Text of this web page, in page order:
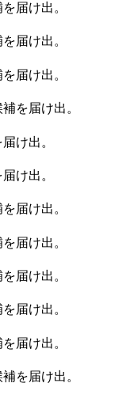
届け出。
届け出。
届け出。
を届け出。
け出。
け出。
届け出。
届け出。
届け出。
届け出。
届け出。
を届け出。